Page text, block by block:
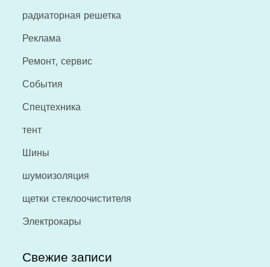
радиаторная решетка
Реклама
Ремонт, сервис
События
Спецтехника
тент
Шины
шумоизоляция
щетки стеклоочистителя
Электрокары
Свежие записи